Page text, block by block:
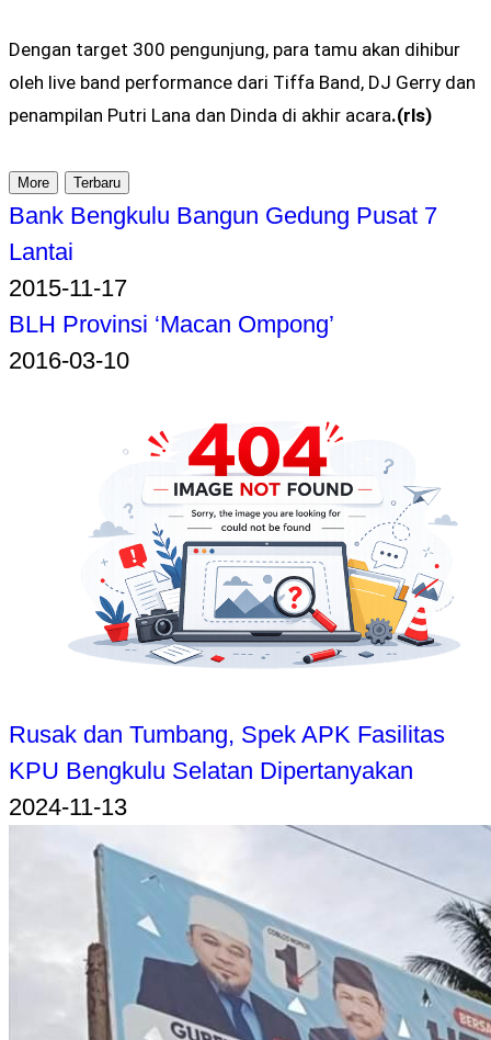
Dengan target 300 pengunjung, para tamu akan dihibur
oleh live band performance dari Tiffa Band, DJ Gerry dan
penampilan Putri Lana dan Dinda di akhir acara.(rls)
More Terbaru
Bank Bengkulu Bangun Gedung Pusat 7
Lantai
2015-11-17
BLH Provinsi ‘Macan Ompong’
2016-03-10
Rusak dan Tumbang, Spek APK Fasilitas
KPU Bengkulu Selatan Dipertanyakan
2024-11-13